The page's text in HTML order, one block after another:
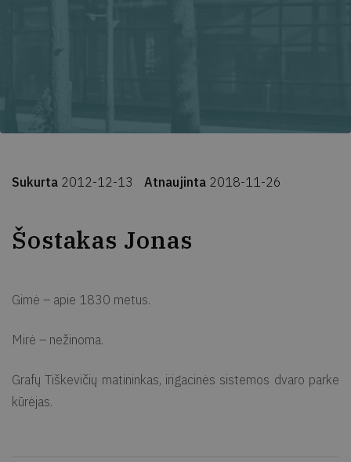
Sukurta 2012-12-13 Atnaujinta 2018-11-26
Šostakas Jonas
Gimė – apie 1830 metus.
Mirė – nežinoma.
Grafų Tiškevičių matininkas, irigacinės sistemos dvaro parke
kūrėjas.